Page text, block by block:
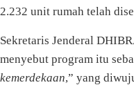
2.232 unit rumah telah
Sekretaris Jenderal
menyebut program itu
kemerdekaan,” yang